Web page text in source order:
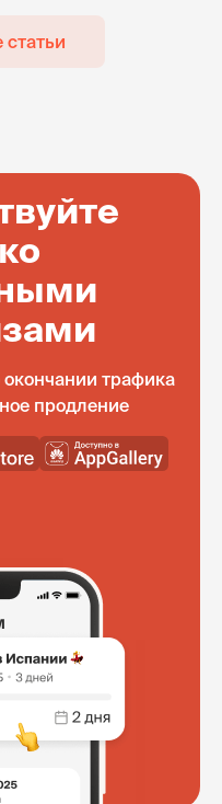
статьи
трафика
продление